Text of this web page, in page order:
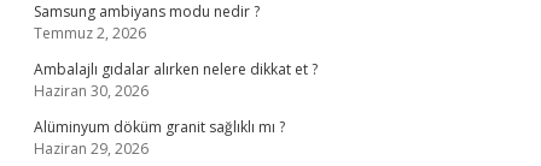
Samsung ambiyans modu nedir ?
Temmuz 2, 2026
Ambalajlı gıdalar alırken nelere dikkat et ?
Haziran 30, 2026
Alüminyum döküm granit sağlıklı mı ?
Haziran 29, 2026